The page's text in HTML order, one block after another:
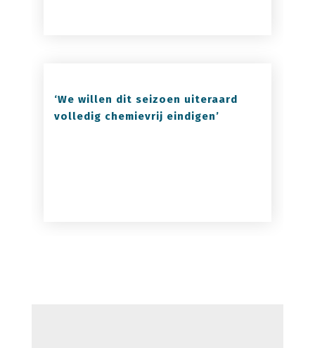
‘We willen dit seizoen uiteraard
volledig chemievrij eindigen’